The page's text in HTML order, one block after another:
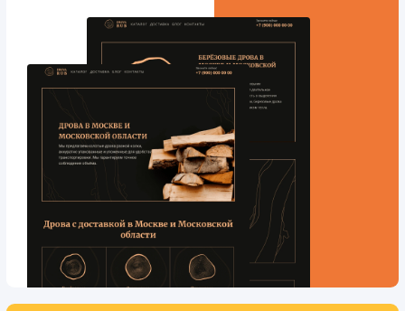
: Доставка колотых дров
Регион продвижения : Москва и Московская обл.
Средняя позиция по запросам: 4
Конверсия
+27%
Позиции
+92%
Новых пользователей
+6787